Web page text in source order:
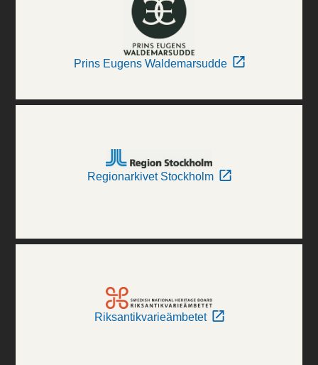
Prins Eugens Waldemarsudde
Regionarkivet Stockholm
Riksantikvarieämbetet